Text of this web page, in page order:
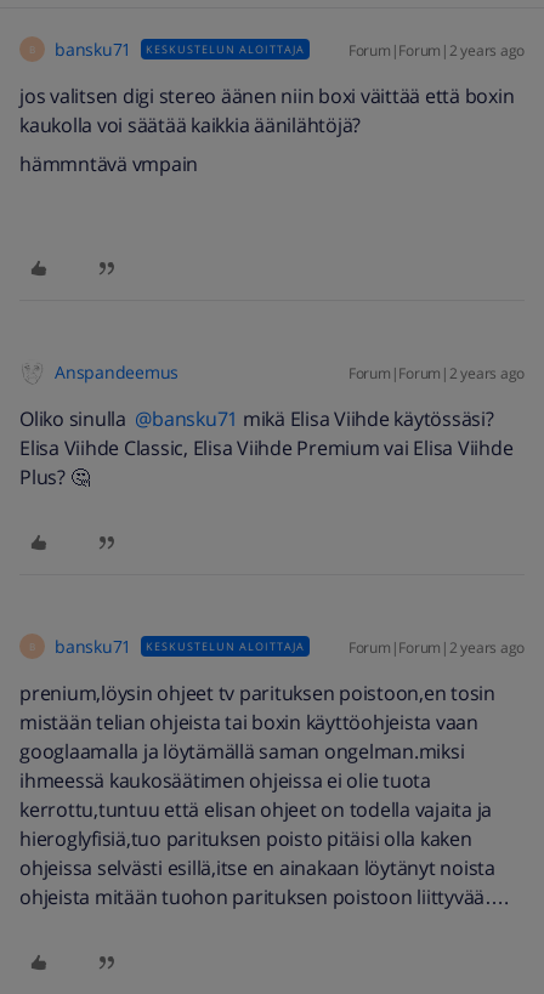
B bansku71 KESKUSTELUN ALOITTAJA Forum|Forum|2 years ago
jos valitsen digi stereo äänen niin boxi väittää että boxin
kaukolla voi säätää kaikkia äänilähtöjä?
hämmntävä vmpain
Anspandeemus Forum|Forum|2 years ago
Oliko sinulla @bansku71 mikä Elisa Viihde käytössäsi?
Elisa Viihde Classic, Elisa Viihde Premium vai Elisa Viihde
Plus? 🤔
B bansku71 KESKUSTELUN ALOITTAJA Forum|Forum|2 years ago
prenium,löysin ohjeet tv parituksen poistoon,en tosin
mistään telian ohjeista tai boxin käyttöohjeista vaan
googlaamalla ja löytämällä saman ongelman.miksi
ihmeessä kaukosäätimen ohjeissa ei olie tuota
kerrottu,tuntuu että elisan ohjeet on todella vajaita ja
hieroglyfisiä,tuo parituksen poisto pitäisi olla kaken
ohjeissa selvästi esillä,itse en ainakaan löytänyt noista
ohjeista mitään tuohon parituksen poistoon liittyvää….